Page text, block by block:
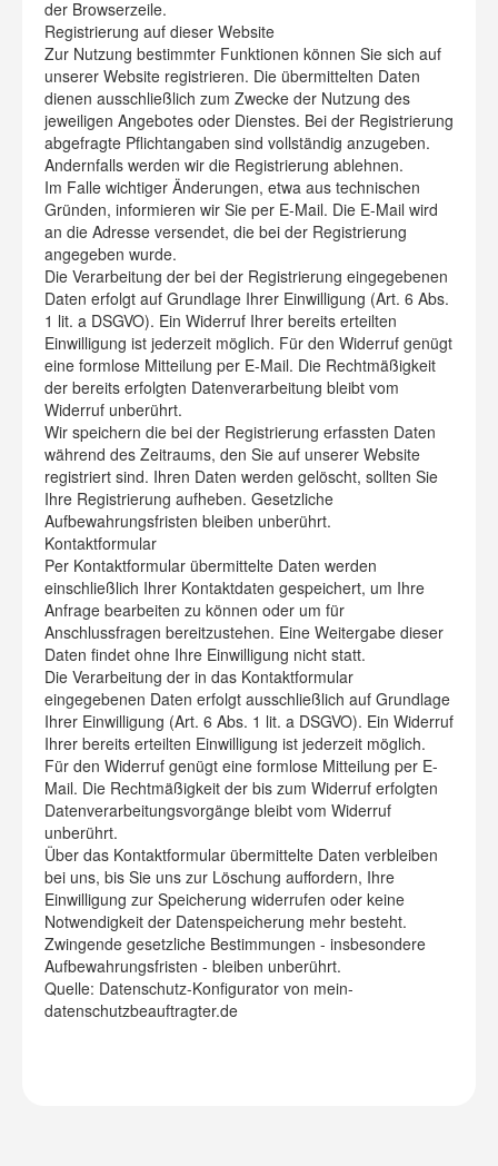
der Browserzeile.
Registrierung auf dieser Website
Zur Nutzung bestimmter Funktionen können Sie sich auf
unserer Website registrieren. Die übermittelten Daten
dienen ausschließlich zum Zwecke der Nutzung des
jeweiligen Angebotes oder Dienstes. Bei der Registrierung
abgefragte Pflichtangaben sind vollständig anzugeben.
Andernfalls werden wir die Registrierung ablehnen.
Im Falle wichtiger Änderungen, etwa aus technischen
Gründen, informieren wir Sie per E-Mail. Die E-Mail wird
an die Adresse versendet, die bei der Registrierung
angegeben wurde.
Die Verarbeitung der bei der Registrierung eingegebenen
Daten erfolgt auf Grundlage Ihrer Einwilligung (Art. 6 Abs.
1 lit. a DSGVO). Ein Widerruf Ihrer bereits erteilten
Einwilligung ist jederzeit möglich. Für den Widerruf genügt
eine formlose Mitteilung per E-Mail. Die Rechtmäßigkeit
der bereits erfolgten Datenverarbeitung bleibt vom
Widerruf unberührt.
Wir speichern die bei der Registrierung erfassten Daten
während des Zeitraums, den Sie auf unserer Website
registriert sind. Ihren Daten werden gelöscht, sollten Sie
Ihre Registrierung aufheben. Gesetzliche
Aufbewahrungsfristen bleiben unberührt.
Kontaktformular
Per Kontaktformular übermittelte Daten werden
einschließlich Ihrer Kontaktdaten gespeichert, um Ihre
Anfrage bearbeiten zu können oder um für
Anschlussfragen bereitzustehen. Eine Weitergabe dieser
Daten findet ohne Ihre Einwilligung nicht statt.
Die Verarbeitung der in das Kontaktformular
eingegebenen Daten erfolgt ausschließlich auf Grundlage
Ihrer Einwilligung (Art. 6 Abs. 1 lit. a DSGVO). Ein Widerruf
Ihrer bereits erteilten Einwilligung ist jederzeit möglich.
Für den Widerruf genügt eine formlose Mitteilung per E-
Mail. Die Rechtmäßigkeit der bis zum Widerruf erfolgten
Datenverarbeitungsvorgänge bleibt vom Widerruf
unberührt.
Über das Kontaktformular übermittelte Daten verbleiben
bei uns, bis Sie uns zur Löschung auffordern, Ihre
Einwilligung zur Speicherung widerrufen oder keine
Notwendigkeit der Datenspeicherung mehr besteht.
Zwingende gesetzliche Bestimmungen - insbesondere
Aufbewahrungsfristen - bleiben unberührt.
Quelle: Datenschutz-Konfigurator von mein-
datenschutzbeauftragter.de